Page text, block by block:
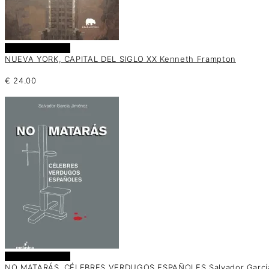
NUEVA YORK, CAPITAL DEL SIGLO XX Kenneth Frampton
€ 24.00